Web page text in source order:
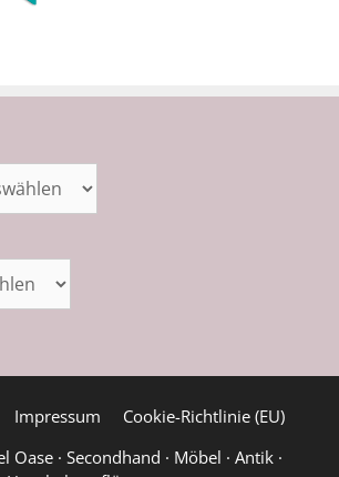
Impressum
Cookie-Richtlinie (EU)
· Secondhand · Möbel · Antik ·